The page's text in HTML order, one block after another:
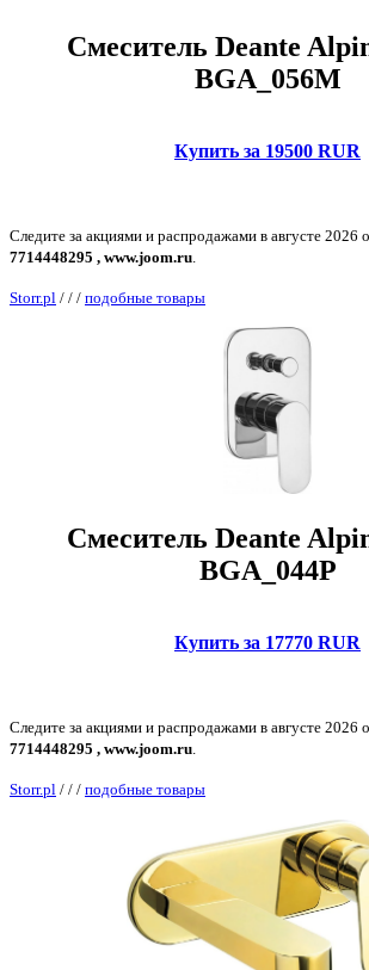
Смеситель Deante
BGA_056M
Купить за 19500 RUR
Следите за акциями и распродажами в августе 2026
7714448295 , www.joom.ru
Storr.pl / / / подобные товары
Смеситель Deante
BGA_044P
Купить за 17770 RUR
Следите за акциями и распродажами в августе 2026
7714448295 , www.joom.ru
Storr.pl / / / подобные товары